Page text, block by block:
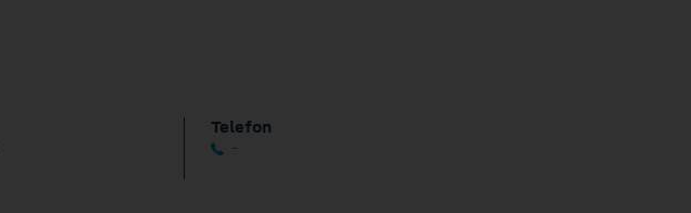
Telefon
-